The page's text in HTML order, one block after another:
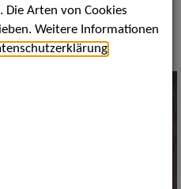
Die Arten von Cookies
Weitere Informationen